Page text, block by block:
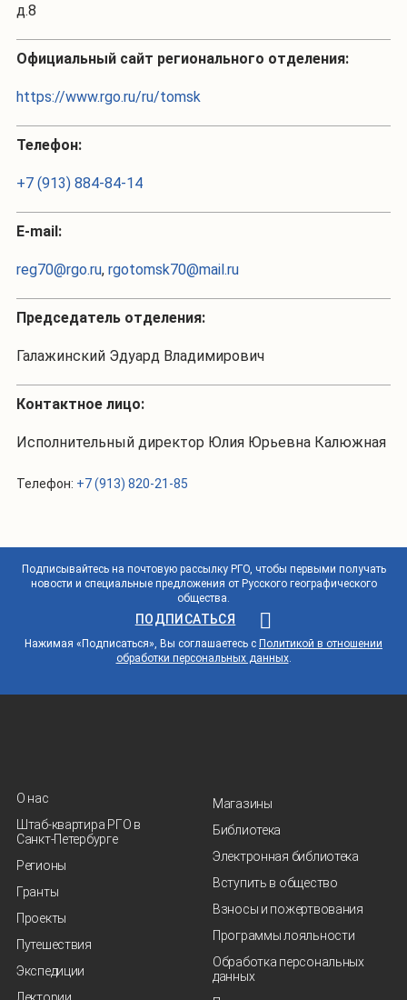
д.8
Официальный сайт регионального отделения:
https://www.rgo.ru/ru/tomsk
Телефон:
+7 (913) 884-84-14
Е-mail:
reg70@rgo.ru, rgotomsk70@mail.ru
Председатель отделения:
Галажинский Эдуард Владимирович
Контактное лицо:
Исполнительный директор Юлия Юрьевна Калюжная
Телефон: +7 (913) 820-21-85
Подписывайтесь на почтовую рассылку РГО, чтобы первыми получать
новости и специальные предложения от Русского географического
общества.
ПОДПИСАТЬСЯ
Нажимая «Подписаться», Вы соглашаетесь с Политикой в отношении
обработки персональных данных.
О нас
Штаб-квартира РГО в
Санкт‑Петербурге
Регионы
Гранты
Проекты
Путешествия
Экспедиции
Магазины
Библиотека
Электронная библиотека
Вступить в общество
Взносы и пожертвования
Программы лояльности
Обработка персональных
данных